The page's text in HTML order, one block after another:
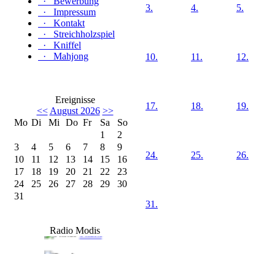
·
Impressum
·
Kontakt
·
Streichholzspiel
·
Kniffel
·
Mahjong
Ereignisse
<< August 2026 >>
Mo Di Mi Do Fr Sa
So
1
2
3
4 5 6 7 8
9
10
11 12 13 14 15
16
17
18 19 20 21 22
23
24
25 26 27 28 29
30
31
Radio Modis
Frank
3. 4. 5.
10. 11. 12.
17. 18. 19.
24. 25. 26.
31.